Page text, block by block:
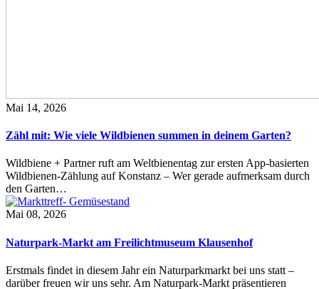
Mai 14, 2026
Zähl mit: Wie viele Wildbienen summen in deinem Garten?
Wildbiene + Partner ruft am Weltbienentag zur ersten App-basierten
Wildbienen-Zählung auf Konstanz – Wer gerade aufmerksam durch
den Garten…
Mai 08, 2026
Naturpark-Markt am Freilichtmuseum Klausenhof
Erstmals findet in diesem Jahr ein Naturparkmarkt bei uns statt –
darüber freuen wir uns sehr. Am Naturpark-Markt präsentieren